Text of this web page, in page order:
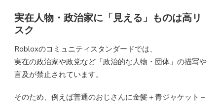
実在人物・政治家に「見える」ものは高リ
スク
Robloxのコミュニティスタンダードでは、
実在の政治家や政党など「政治的な人物・団体」の描写や
言及が禁止されています。
そのため、例えば普通のおじさんに金髪＋青ジャケット＋